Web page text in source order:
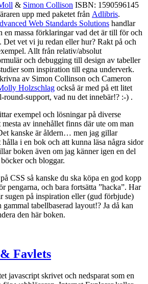
& Simon Collison ISBN: 1590596145
upp med paketet från Adlibris.
Web Standards Solutions handlar
en massa förklaringar vad det är till för och
Det vet vi ju redan eller hur? Rakt på och
Allt från relativ/absolut
och debugging till design av tabeller
som inspiration till egna underverk.
av Simon Collinson och Cameron
Holzschlag också är med på ett litet
round-support, vad nu det innebär!? :-) .
exempel och lösningar på diverse
av innehållet finns där ute om man
kanske är åldern… men jag gillar
i en bok och att kunna läsa några sidor
boken även om jag känner igen en del
och bloggar.
CSS så kanske du ska köpa en god kopp
pengarna, och bara fortsätta ”hacka”. Har
sugen på inspiration eller (gud förbjude)
tabellbaserad layout!? Ja då kan
den här boken.
Favlets
javascript skrivet och nedsparat som en